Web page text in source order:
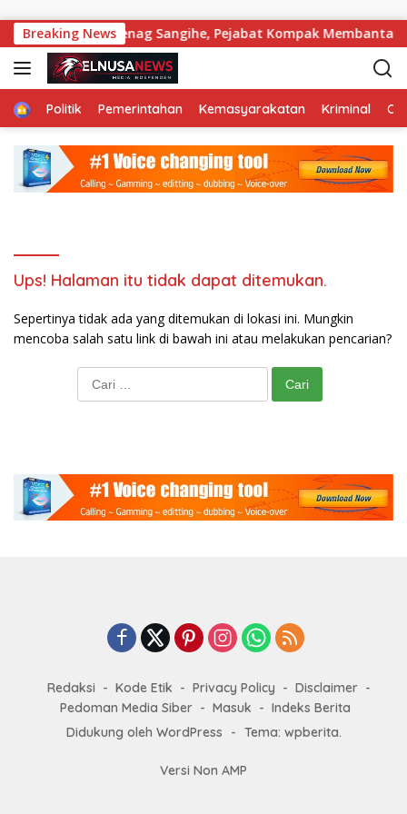
Breaking News
di Kemenag Sangihe, Pejabat Kompak Membantah
HomePolitik Pemerintahan Kemasyarakatan Kriminal
Ups! Halaman itu tidak dapat ditemukan.
Sepertinya tidak ada yang ditemukan di lokasi ini. Mungkin
mencoba salah satu link di bawah ini atau melakukan pencarian?
Redaksi Kode Etik Privacy Policy
Disclaimer
Pedoman Media Siber
Masuk
Indeks Berita
Didukung oleh WordPress
- Tema: wpberita.
Versi Non AMP